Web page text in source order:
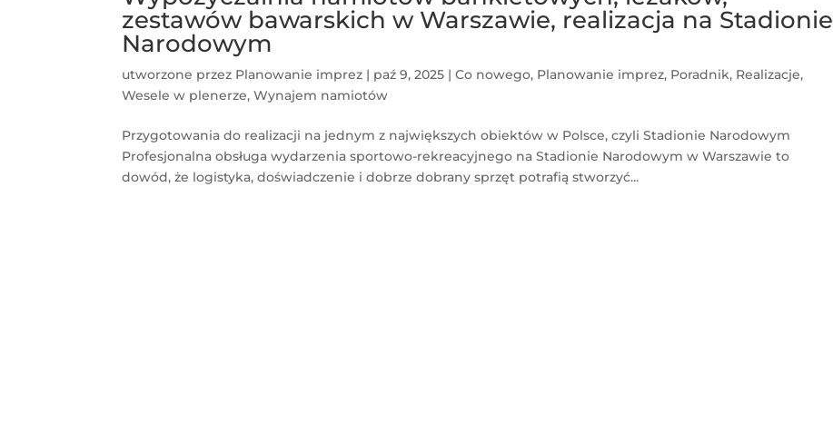
zestawów bawarskich w Warszawie, realizacja na Stadionie
Narodowym
utworzone przez Planowanie imprez | paź 9, 2025 |Co nowego, Planowanie imprez, Poradnik, Realizacje,
Wesele w plenerze,Wynajem namiotów
Przygotowania do realizacji na jednym z największych obiektów w Polsce, czyli Stadionie Narodowym
Profesjonalna obsługa wydarzenia sportowo-rekreacyjnego na Stadionie Narodowym w Warszawie to
dowód, że logistyka, doświadczenie i dobrze dobrany sprzęt potrafią stworzyć...